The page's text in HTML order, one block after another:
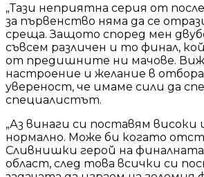
„Тази неприятна серия от
за първенство няма да се
среща. Защото според мен
съвсем различен и то финал,
от предишните ни мачове.
настроение и желание в
увереност, че имаме сили да
специалистът.
„Аз винаги си поставям високи
нормално. Може би когато
Сливнишки герой на финалната
област, след това всички си